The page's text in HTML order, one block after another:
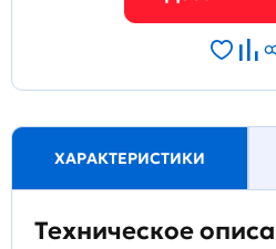
ХАРАКТЕРИСТИКИ
Техническое